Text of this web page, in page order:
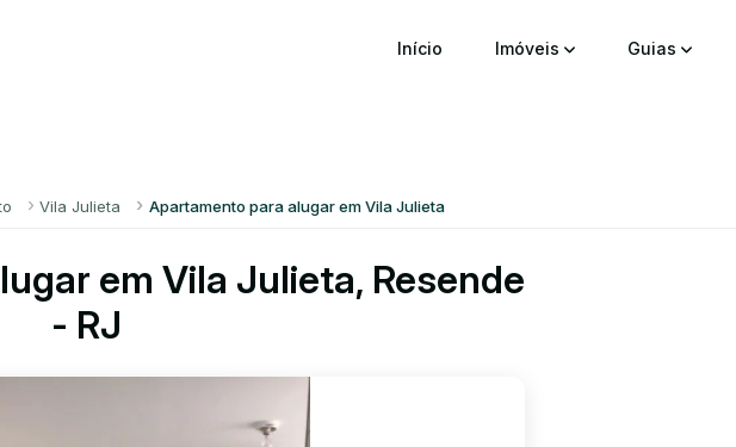
Início Imóveis Guias
Vila Julieta Apartamento para alugar em Vila Julieta
em Vila Julieta, Resende
- RJ